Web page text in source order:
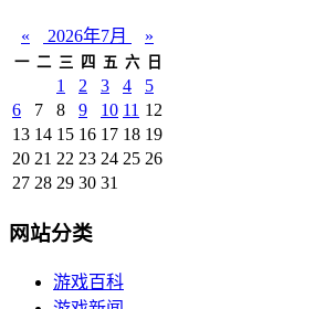
« 2026年7月 »
一 二 三 四 五 六 日
1 2 3 4
5
6
7 8 9 10 11 12
13 14 15 16 17 18 19
20 21 22 23 24 25 26
27 28 29 30 31
网站分类
游戏百科